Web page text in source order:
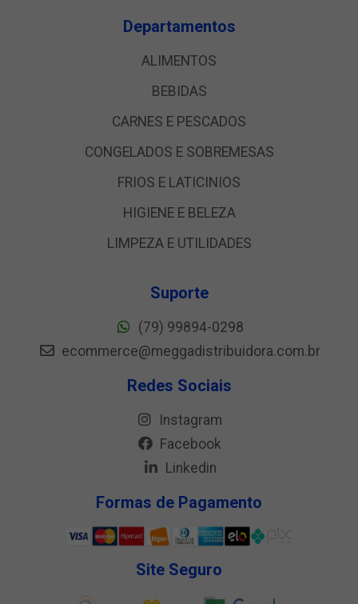
Departamentos
ALIMENTOS
BEBIDAS
CARNES E PESCADOS
CONGELADOS E SOBREMESAS
FRIOS E LATICINIOS
HIGIENE E BELEZA
LIMPEZA E UTILIDADES
Suporte
(79) 99894-0298
ecommerce@meggadistribuidora.com.br
Redes Sociais
Instagram
Facebook
Linkedin
Formas de Pagamento
Site Seguro